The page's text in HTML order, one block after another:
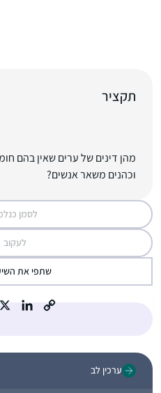
תקציר
מהן דינים של ערים שאין בהם
וכהנים משאר אנשים?
לסמן
לעקוב
שתפי את
ערכין לב